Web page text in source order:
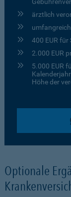
ärztlich
400 EUR für
2.000 EUR
5.000 EUR
Höhe der
Optionale